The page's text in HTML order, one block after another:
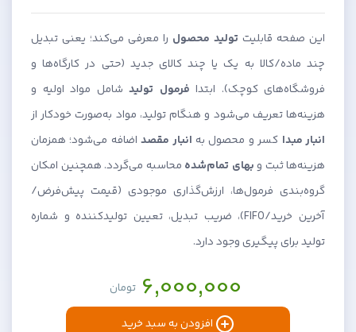
این صفحه قابلیت تولید محصول را معرفی می‌کند؛ یعنی تبدیل
چند ماده/کالا به یک یا چند کالای جدید (حتی در کارگاه‌ها و
فروشگاه‌های کوچک). ابتدا فرمول تولید شامل مواد اولیه و
هزینه‌ها تعریف می‌شود و هنگام تولید، مواد به‌صورت خودکار از
انبار مبدا کسر و محصول به انبار مقصداضافه می‌شود؛ همزمان
هزینه‌ها ثبت وبهای تمام‌شده محاسبه می‌گردد. همچنین امکان
گروه‌بندی فرمول‌ها، ارزش‌گذاری موجودی (قیمت پیش‌فرض/
آخرین خرید/FIFO)، ضریب تبدیل، تعیین تولیدکننده و شماره
تولید برای پیگیری وجود دارد.
تومان